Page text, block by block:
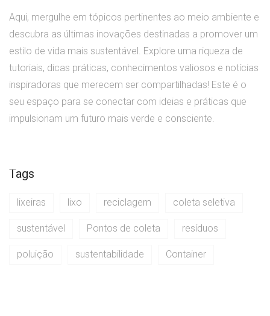
Aqui, mergulhe em tópicos pertinentes ao meio ambiente e
descubra as últimas inovações destinadas a promover um
estilo de vida mais sustentável. Explore uma riqueza de
tutoriais, dicas práticas, conhecimentos valiosos e notícias
inspiradoras que merecem ser compartilhadas! Este é o
seu espaço para se conectar com ideias e práticas que
impulsionam um futuro mais verde e consciente.
Tags
lixeiras lixo reciclagem coleta seletiva
sustentável Pontos de coleta resíduos
poluição sustentabilidade Container